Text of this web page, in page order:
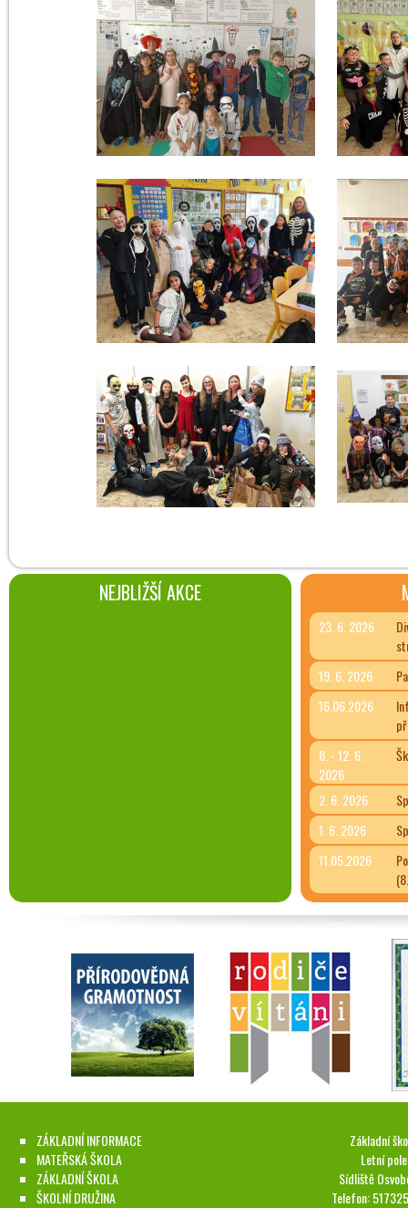
NEJBLIŽŠÍ AKCE
23. 6. 2026
19. 6. 2026
16.06.2026
8. - 12. 6.
2026
2. 6. 2026
1. 6. 2026
11.05.2026
ZÁKLADNÍ INFORMACE
MATEŘSKÁ ŠKOLA
ZÁKLADNÍ ŠKOLA
ŠKOLNÍ DRUŽINA
Základní
Letní
Sídliště
Telefon: